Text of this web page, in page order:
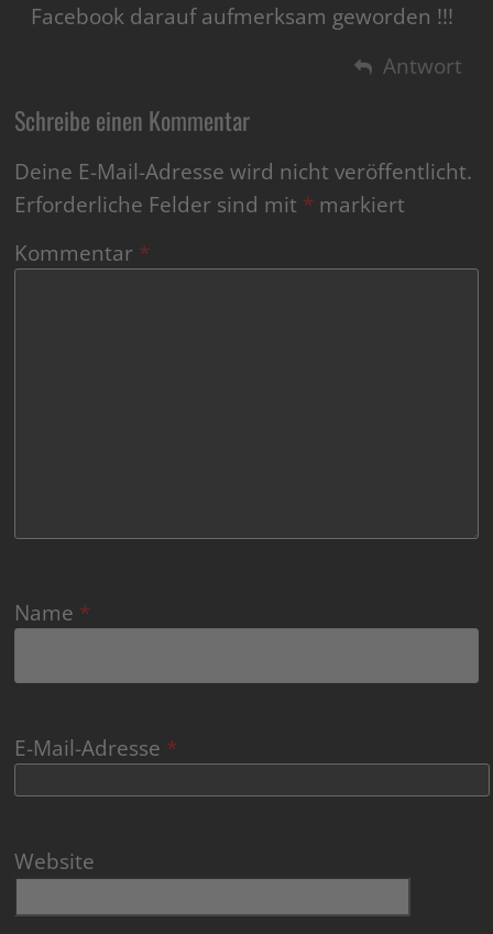
Facebook darauf aufmerksam geworden !!!
Antwort
Schreibe einen Kommentar
Deine E-Mail-Adresse wird nicht veröffentlicht.
Erforderliche Felder sind mit * markiert
Kommentar *
Name *
E-Mail-Adresse *
Website